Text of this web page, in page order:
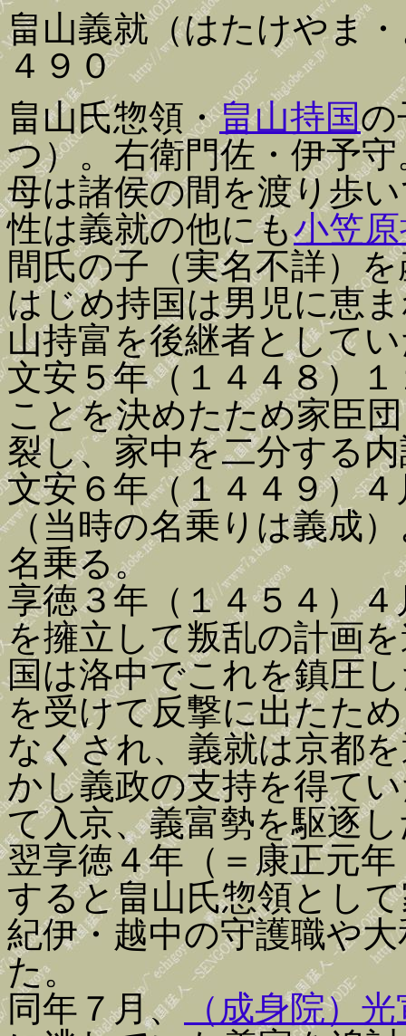
畠山義就（はたけやま
４９０
畠山氏惣領・畠山持国の
つ）。右衛門佐・伊予守
母は諸侯の間を渡り歩
性は義就の他にも小笠
間氏の子（実名不詳）
はじめ持国は男児に恵
山持富を後継者として
文安５年（１４４８）
ことを決めたため家臣
裂し、家中を二分する
文安６年（１４４９）
（当時の名乗りは義成
名乗る。
享徳３年（１４５４）
を擁立して叛乱の計画
国は洛中でこれを鎮圧
を受けて反撃に出たた
なくされ、義就は京都
かし義政の支持を得て
て入京、義富勢を駆逐
翌享徳４年（＝康正元
すると畠山氏惣領とし
紀伊・越中の守護職や
た。
同年７月、 （成身院）